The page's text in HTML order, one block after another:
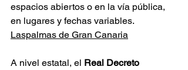
espacios abiertos o en la vía pública,
en lugares y fechas variables.
Laspalmas de Gran Canaria
A nivel estatal, el Real Decreto